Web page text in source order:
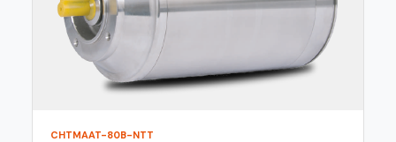
CHTMAAT-80B-NTT